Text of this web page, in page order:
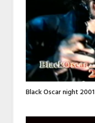
Black Oscar night 2001